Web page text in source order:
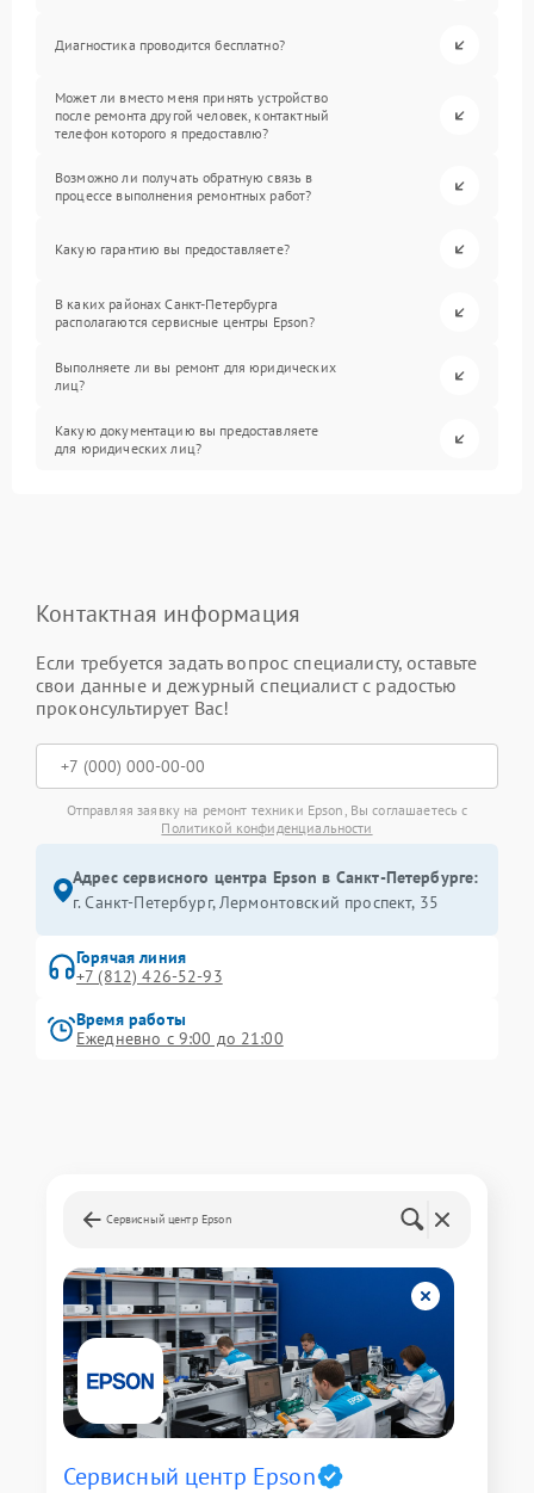
Диагностика проводится бесплатно?
Может ли вместо меня принять устройство
после ремонта другой человек, контактный
телефон которого я предоставлю?
Возможно ли получать обратную связь в
процессе выполнения ремонтных работ?
Какую гарантию вы предоставляете?
В каких районах Санкт-Петербурга
располагаются сервисные центры Epson?
Выполняете ли вы ремонт для юридических
лиц?
Какую документацию вы предоставляете
для юридических лиц?
Контактная информация
Если требуется задать вопрос специалисту, оставьте
свои данные и дежурный специалист с радостью
проконсультирует Вас!
Отправляя заявку на ремонт техники Epson, Вы соглашаетесь с
Политикой конфиденциальности
Адрес сервисного центра Epson в Санкт-Петербурге:
г. Санкт-Петербург, Лермонтовский проспект, 35
Горячая линия
+7 (812) 426-52-93
Время работы
Ежедневно с 9:00 до 21:00
Сервисный центр Epson
Сервисный центр Epson